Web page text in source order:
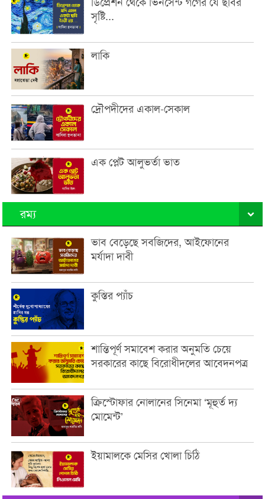
সৃষ্টি...
লাকি
দ্রৌপদীদের একাল-সেকাল
এক প্লেট আলুভর্তা ভাত
রম্য
ভাব বেড়েছে সবজিদের, আইফোনের
মর্যাদা দাবী
কুস্তির প্যাঁচ
শান্তিপূর্ণ সমাবেশ করার অনুমতি চেয়ে
সরকারের কাছে বিরোধীদলের আবেদনপত্র
ক্রিস্টোফার নোলানের সিনেমা ‘মূহুর্ত দ্য
মোমেন্ট’
ইয়ামালকে মেসির খোলা চিঠি